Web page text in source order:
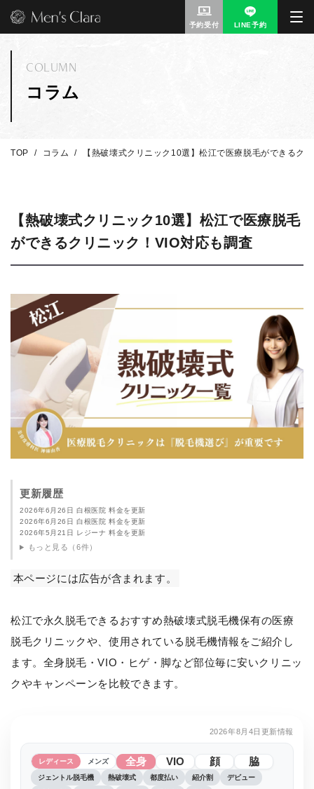
予約受付 LINE予約
コラム
COLUMN
TOP コラム 【熱破壊式クリニック10選】松江で医療脱毛ができるク
【熱破壊式クリニック10選】松江で医療脱毛
ができるクリニック！VIO対応も調査
更新履歴
2026年6月26日 白根医院 料金を更新
2026年6月26日 白根医院 料金を更新
2026年5月21日 レジーナ 料金を更新
もっと見る（6件）
本ページには広告が含まれます。
松江で永久脱毛できるおすすめ熱破壊式脱毛機保有の医療
脱毛クリニックや、使用されている脱毛機情報をご紹介し
ます。全身脱毛・VIO・ヒゲ・脚など部位毎に安いクリニッ
クやキャンペーンを比較できます。
2026年8月4日更新情報
レディース メンズ 全身 VIO 顔 脇
ジェントル脱毛機 熱破壊式 都度払い 紹介割 デビュー